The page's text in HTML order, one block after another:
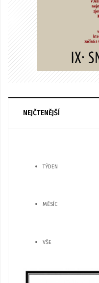
NEJČTENĚJŠÍ
TÝDEN
MĚSÍC
VŠE